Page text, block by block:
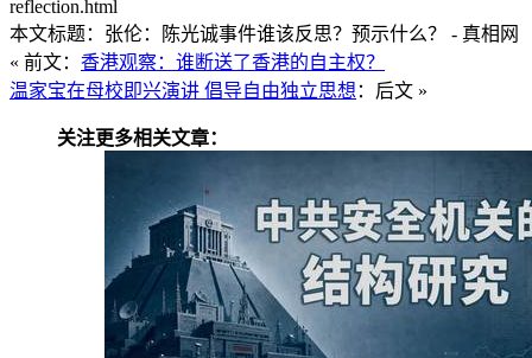
reflection.html
本文标题：张伦：陈光诚事件谁该反思？预示什么？ - 真相网
« 前文： 香港观察：谁断送了香港的自主权？
温家宝在母校即兴演讲 倡导自由独立思想 ：后文 »
关注更多相关文章：